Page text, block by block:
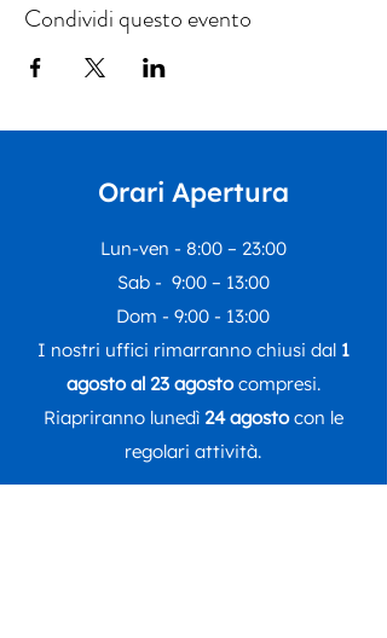
Condividi questo evento
Orari Apertura
Lun-ven - 8:00 – 23:00
Sab - 9:00 – 13:00
Dom - 9:00 - 13:00
I nostri uffici rimarranno chiusi dal 1
agosto al 23 agostocompresi.
Riapriranno lunedì 24 agostocon le
regolari attività.